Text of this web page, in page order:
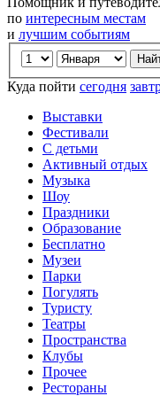
по интересным местам
и лучшим событиям
Куда пойти сегодня
Выставки
Фестивали
С детьми
Активный отдых
Музыка
Шоу
Праздники
Образование
Бесплатно
Музеи
Парки
Погулять
Туристу
Театры
Пространства
Клубы
Прочее
Рестораны